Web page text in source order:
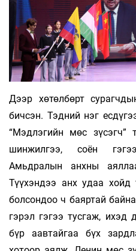
Дээр хөтөлбөрт
бичсэн. Тэдний нэг
“Мэдлэгийн мөс зүсэгч”
шинжилгээ, соён
Амьдралын анхны
Түүхэндээ анх удаа хойд
болсондоо ч баяртай
гэрэл гэгээ тусгаж, ихэд
бүр аавтайгаа бүх